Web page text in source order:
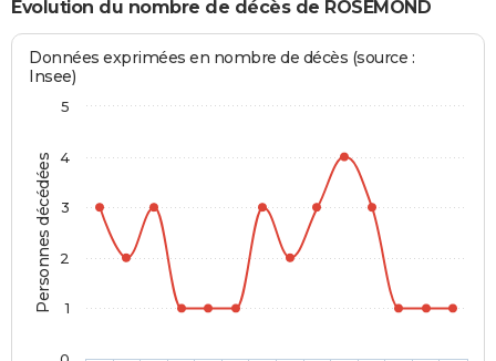
Evolution du nombre de décès de ROSEMOND
Personnes décédées
Données exprimées en nombre de décès (source :
Insee)
1
2
3
4
5